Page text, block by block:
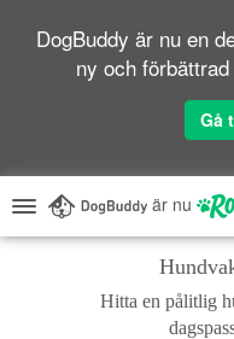
DogBuddy är nu en
ny och
Gå
är nu
Hitta en pålitlig